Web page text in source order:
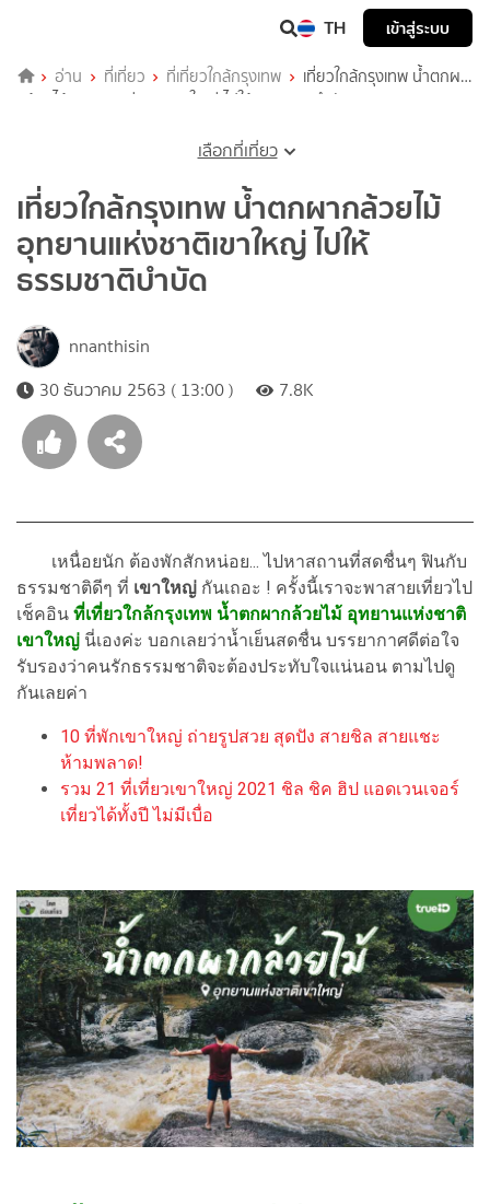
TH เข้าสู่ระบบ
อ่าน ที่เที่ยว ที่เที่ยวใกล้กรุงเทพ
เที่ยวใกล้กรุงเทพ น้ำตกผา
กล้วยไม้ อุทยานแห่งชาติเขาใหญ่ ไปให้ธรรมชาติบำบัด
เลือกที่เที่ยว
เที่ยวใกล้กรุงเทพ น้ำตกผากล้วยไม้
อุทยานแห่งชาติเขาใหญ่ ไปให้
ธรรมชาติบำบัด
nnanthisin
30 ธันวาคม 2563 ( 13:00 )
7.8K
เหนื่อยนัก ต้องพักสักหน่อย... ไปหาสถานที่สดชื่นๆ ฟินกับ
ธรรมชาติดีๆ ที่ เขาใหญ่ กันเถอะ ! ครั้งนี้เราจะพาสายเที่ยวไป
เช็คอิน ที่เที่ยวใกล้กรุงเทพ น้ำตกผากล้วยไม้ อุทยานแห่งชาติ
เขาใหญ่ นี่เองค่ะ บอกเลยว่าน้ำเย็นสดชื่น บรรยากาศดีต่อใจ
รับรองว่าคนรักธรรมชาติจะต้องประทับใจแน่นอน ตามไปดู
กันเลยค่า
10 ที่พักเขาใหญ่ ถ่ายรูปสวย สุดปัง สายชิล สายแชะ
ห้ามพลาด!
รวม 21 ที่เที่ยวเขาใหญ่ 2021 ชิล ชิค ฮิป แอดเวนเจอร์
เที่ยวได้ทั้งปี ไม่มีเบื่อ